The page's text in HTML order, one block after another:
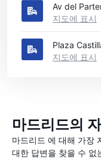
Av del
지도에 표시
Plaza
지도에 표시
마드리드의
마드리드 에 대해 가장
대한 답변을 찾을 수 없